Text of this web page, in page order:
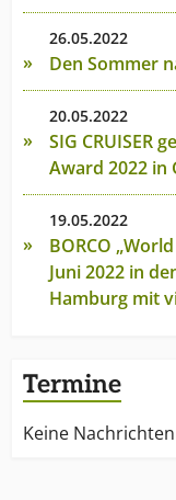
26.05.2022
Den Sommer
20.05.2022
SIG CRUISER
Award 2022 in
19.05.2022
BORCO
Juni 2022 in
Hamburg mit
Termine
Keine